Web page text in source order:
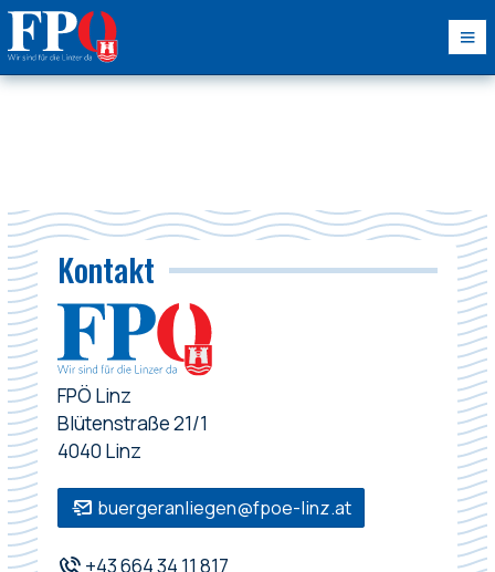
Kontakt
FPÖ Linz
Blütenstraße 21/1
4040 Linz
buergeranliegen@fpoe-linz.at
+43 664 34 11 817